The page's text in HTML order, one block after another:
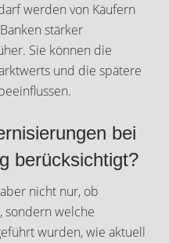
werden von Käufern
stärker
Sie können die
und die spätere
bei
berücksichtigt?
nicht nur, ob
welche
wurden, wie aktuell